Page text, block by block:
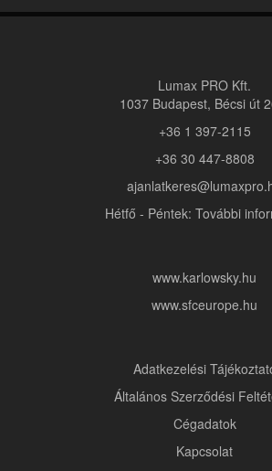
Lumax PRO Kft.
1037 Budapest, Bécsi út
+36 1 397-2115
+36 30 447-8808
Hétfő - Péntek: További
www.karlowsky.hu
www.sfceurope.hu
Adatkezelési
Általános Szerződési
Cégadatok
Kapcsolat